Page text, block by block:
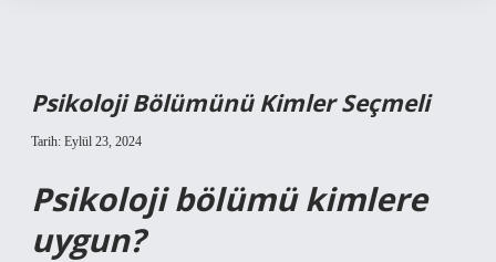
Psikoloji Bölümünü Kimler Seçmeli
Tarih: Eylül 23, 2024
Psikoloji bölümü kimlere
uygun?